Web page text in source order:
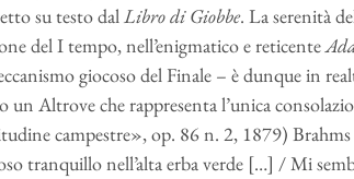
su testo dalLibro di Giobbe. La serenità
del I tempo, nell’enigmatico e reticente
giocoso del Finale – è dunque in
Altrove che rappresenta l’unica
campestre», op. 86 n. 2, 1879)
tranquillo nell’alta erba verde […] / Mi